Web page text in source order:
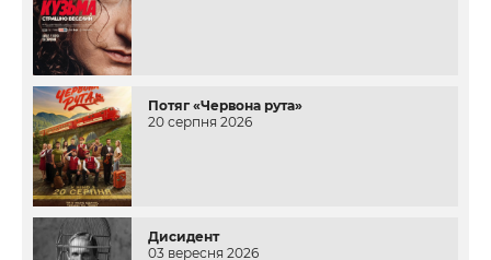
Потяг «Червона рута»
20 серпня 2026
Дисидент
03 вересня 2026